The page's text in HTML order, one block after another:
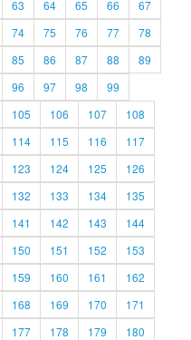
63 64 65 66
67
74 75 76 77
78
85 86 87 88
89
96 97 98
99
105 106 107
108
114 115 116
117
123 124 125
126
132 133 134
135
141 142 143
144
150 151 152
153
159 160 161
162
168 169 170
171
177 178 179
180